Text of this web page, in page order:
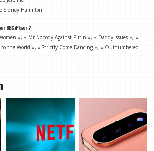
Sidney Hamilton
BBC iPlayer ?
», « Mr Nobody Against Putin », « Daddy Issues », «
to the World », « Strictly Come Dancing », « Outnumbered